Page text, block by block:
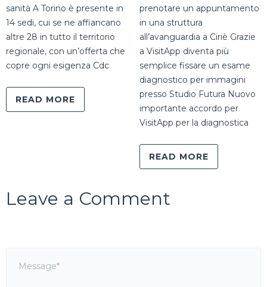
sanità A Torino è presente in
14 sedi, cui se ne affiancano
altre 28 in tutto il territorio
regionale, con un’offerta che
copre ogni esigenza Cdc
READ MORE
prenotare un appuntamento
in una struttura
all’avanguardia a Ciriè Grazie
a VisitApp diventa più
semplice fissare un esame
diagnostico per immagini
presso Studio Futura Nuovo
importante accordo per
VisitApp per la diagnostica
READ MORE
Leave a Comment